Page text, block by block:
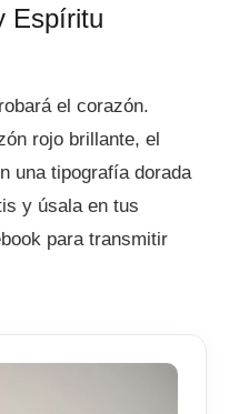
Espíritu
el corazón.
rojo brillante, el
una tipografía dorada
y úsala en tus
para transmitir